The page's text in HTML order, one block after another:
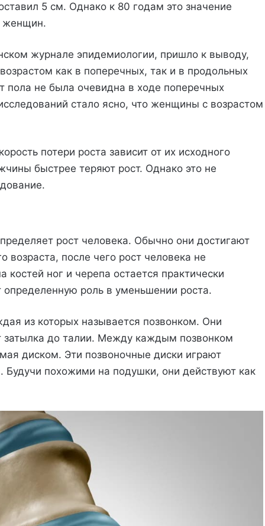
5 см. Однако к 80 годам это значение
женщин.
журнале эпидемиологии, пришло к выводу,
как в поперечных, так и в продольных
пола не была очевидна в ходе поперечных
стало ясно, что женщины с возрастом
потери роста зависит от их исходного
быстрее теряют рост. Однако это не
рост человека. Обычно они достигают
возраста, после чего рост человека не
ног и черепа остается практически
определенную роль в уменьшении роста.
из которых называется позвонком. Они
затылка до талии. Между каждым позвонком
диском. Эти позвоночные диски играют
похожими на подушки, они действуют как